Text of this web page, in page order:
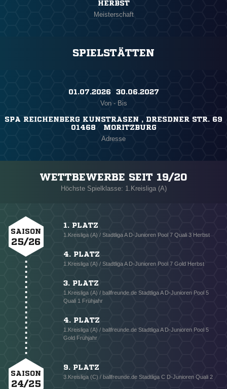
HERBST
Meisterschaft
SPIELSTÄTTEN
01.07.2026 ​ 30.06.2027
Von - Bis
SPA REICHENBERG KUNSTRASEN , DRESDNER STR. 69
01468 MORITZBURG
Adresse
WETTBEWERBE SEIT 19/20
Höchste Spielklasse: 1.Kreisliga (A)
SAISON
25/26
1. PLATZ
1.Kreisliga (A) / Stadtliga A D-Junioren Pool 7 Quali 3 Herbst
4. PLATZ
1.Kreisliga (A) / Stadtliga A D-Junioren Pool 7 Gold Herbst
3. PLATZ
1.Kreisliga (A) / ballfreunde.de Stadtliga A D-Junioren Pool 5
Quali 1 Frühjahr
4. PLATZ
1.Kreisliga (A) / ballfreunde.de Stadtliga A D-Junioren Pool 5
Gold Frühjahr
SAISON
24/25
9. PLATZ
3.Kreisliga (C) / ballfreunde.de Stadtliga C D-Junioren Quali 2